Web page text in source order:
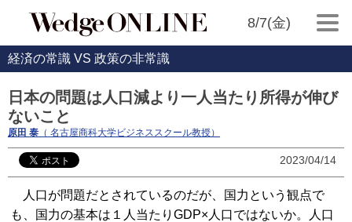
8/7(金)
経済の常識 VS 政策の非常識
日本の問題は人口減より一人当たり所得が伸び
ないこと
原田 泰 （ 名古屋商科大学ビジネススクール教授）
2023/04/14
人口が問題だとされているのだが、国力という観点で
も、国力の基本は１人当たりGDP×人口ではないか。人口